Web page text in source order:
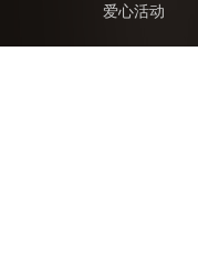
爱心活动